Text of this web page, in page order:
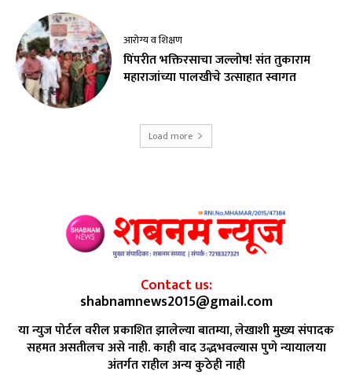
आरोग्य व शिक्षण
पिंपरीत भक्तिरसाचा जल्लोष! संत तुकाराम
महाराजांच्या पालखीचे उत्साहात स्वागत
Load more
Contact us:
shabnamnews2015@gmail.com
या न्युज पोर्टल वरील प्रकाशित झालेल्या बातम्या, लेखाशी मुख्य संपादक
सहमत असतीलच असे नाही. काही वाद उद्भभवल्यास पुणे न्यायालया
अंतर्गत राहील अन्य कुठेही नाही